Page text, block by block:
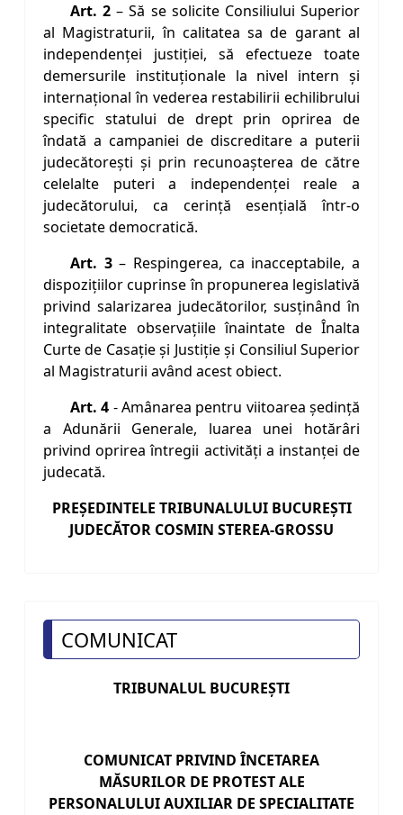
Art. 2 – Să se solicite Consiliului Superior
al Magistraturii, în calitatea sa de garant al
independenţei justiţiei, să efectueze toate
demersurile instituţionale la nivel intern şi
internaţional în vederea restabilirii echilibrului
specific statului de drept prin oprirea de
îndată a campaniei de discreditare a puterii
judecătoreşti şi prin recunoaşterea de către
celelalte puteri a independenţei reale a
judecătorului, ca cerinţă esenţială într-o
societate democratică.
Art. 3– Respingerea, ca inacceptabile, a
dispoziţiilor cuprinse în propunerea legislativă
privind salarizarea judecătorilor, susţinând în
integralitate observaţiile înaintate de Înalta
Curte de Casaţie şi Justiţie şi Consiliul Superior
al Magistraturii având acest obiect.
Art. 4 - Amânarea pentru viitoarea şedinţă
a Adunării Generale, luarea unei hotărâri
privind oprirea întregii activităţi a instanţei de
judecată.
PREŞEDINTELE TRIBUNALULUI BUCUREŞTI
JUDECĂTOR COSMIN STEREA-GROSSU
COMUNICAT
TRIBUNALUL BUCUREŞTI
COMUNICAT PRIVIND ÎNCETAREA
MĂSURILOR DE PROTEST ALE
PERSONALULUI AUXILIAR DE SPECIALITATE